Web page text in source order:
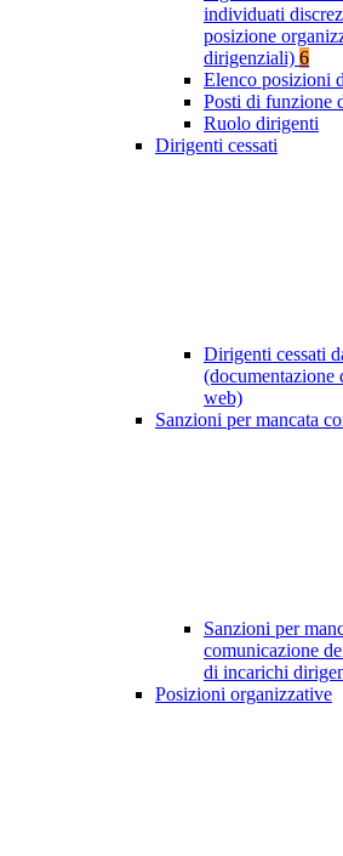
individuati
posizione
dirigenziali) 6
Elenco posizioni
Posti di funzione
Ruolo dirigenti
Dirigenti cessati
Dirigenti cessati
(documentazione
web)
Sanzioni per mancata
Sanzioni per
comunicazione
di incarichi
Posizioni organizzative